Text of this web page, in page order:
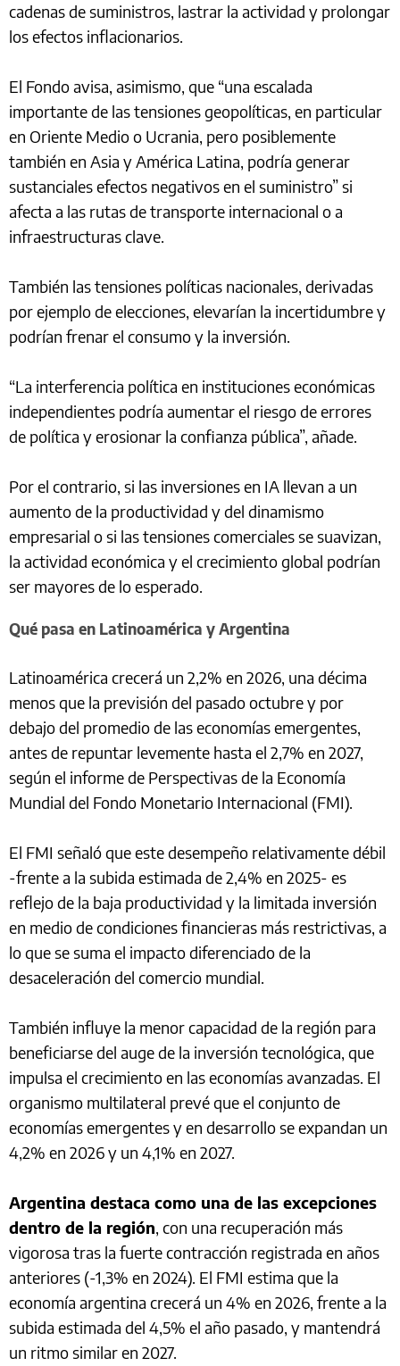
cadenas de suministros, lastrar la actividad y prolongar
los efectos inflacionarios.
El Fondo avisa, asimismo, que “una escalada
importante de las tensiones geopolíticas, en particular
en Oriente Medio o Ucrania, pero posiblemente
también en Asia y América Latina, podría generar
sustanciales efectos negativos en el suministro” si
afecta a las rutas de transporte internacional o a
infraestructuras clave.
También las tensiones políticas nacionales, derivadas
por ejemplo de elecciones, elevarían la incertidumbre y
podrían frenar el consumo y la inversión.
“La interferencia política en instituciones económicas
independientes podría aumentar el riesgo de errores
de política y erosionar la confianza pública”, añade.
Por el contrario, si las inversiones en IA llevan a un
aumento de la productividad y del dinamismo
empresarial o si las tensiones comerciales se suavizan,
la actividad económica y el crecimiento global podrían
ser mayores de lo esperado.
Qué pasa en Latinoamérica y Argentina
Latinoamérica crecerá un 2,2% en 2026, una décima
menos que la previsión del pasado octubre y por
debajo del promedio de las economías emergentes,
antes de repuntar levemente hasta el 2,7% en 2027,
según el informe de Perspectivas de la Economía
Mundial del Fondo Monetario Internacional (FMI).
El FMI señaló que este desempeño relativamente débil
-frente a la subida estimada de 2,4% en 2025- es
reflejo de la baja productividad y la limitada inversión
en medio de condiciones financieras más restrictivas, a
lo que se suma el impacto diferenciado de la
desaceleración del comercio mundial.
También influye la menor capacidad de la región para
beneficiarse del auge de la inversión tecnológica, que
impulsa el crecimiento en las economías avanzadas. El
organismo multilateral prevé que el conjunto de
economías emergentes y en desarrollo se expandan un
4,2% en 2026 y un 4,1% en 2027.
Argentina destaca como una de las excepciones
dentro de la región, con una recuperación más
vigorosa tras la fuerte contracción registrada en años
anteriores (-1,3% en 2024). El FMI estima que la
economía argentina crecerá un 4% en 2026, frente a la
subida estimada del 4,5% el año pasado, y mantendrá
un ritmo similar en 2027.